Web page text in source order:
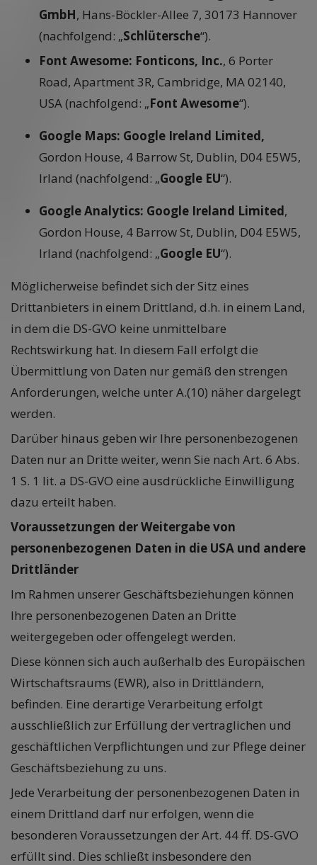
GmbH, Hans-Böckler-Allee 7, 30173 Hannover
(nachfolgend: „Schlütersche“).
Font Awesome: Fonticons, Inc., 6 Porter
Road, Apartment 3R, Cambridge, MA 02140,
USA (nachfolgend: „Font Awesome“).
Google Maps: Google Ireland Limited,
Gordon House, 4 Barrow St, Dublin, D04 E5W5,
Irland (nachfolgend: „Google EU“).
Google Analytics: Google Ireland Limited,
Gordon House, 4 Barrow St, Dublin, D04 E5W5,
Irland (nachfolgend: „Google EU“).
Möglicherweise befindet sich der Sitz eines
Drittanbieters in einem Drittland, d.h. in einem Land,
in dem die DS-GVO keine unmittelbare
Rechtswirkung hat. In diesem Fall erfolgt die
Übermittlung von Daten nur gemäß den strengen
Anforderungen, welche unter A.(10) näher dargelegt
werden.
Darüber hinaus geben wir Ihre personenbezogenen
Daten nur an Dritte weiter, wenn Sie nach Art. 6 Abs.
1 S. 1 lit. a DS-GVO eine ausdrückliche Einwilligung
dazu erteilt haben.
Voraussetzungen der Weitergabe von
personenbezogenen Daten in die USA und andere
Drittländer
Im Rahmen unserer Geschäftsbeziehungen können
Ihre personenbezogenen Daten an Dritte
weitergegeben oder offengelegt werden.
Diese können sich auch außerhalb des Europäischen
Wirtschaftsraums (EWR), also in Drittländern,
befinden. Eine derartige Verarbeitung erfolgt
ausschließlich zur Erfüllung der vertraglichen und
geschäftlichen Verpflichtungen und zur Pflege deiner
Geschäftsbeziehung zu uns.
Jede Verarbeitung der personenbezogenen Daten in
einem Drittland darf nur erfolgen, wenn die
besonderen Voraussetzungen der Art. 44 ff. DS-GVO
erfüllt sind. Dies schließt insbesondere den